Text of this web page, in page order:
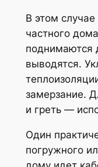
В этом
частного
поднимаются
выводятся.
замерзание.
и греть —
Один
погружного